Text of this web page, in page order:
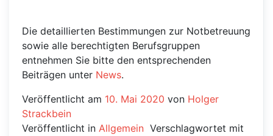
Die detaillierten Bestimmungen zur Notbetreuung
sowie alle berechtigten Berufsgruppen
entnehmen Sie bitte den entsprechenden
Beiträgen unter News.
Veröffentlicht am 10. Mai 2020 von Holger
Strackbein
Veröffentlicht in Allgemein Verschlagwortet mit